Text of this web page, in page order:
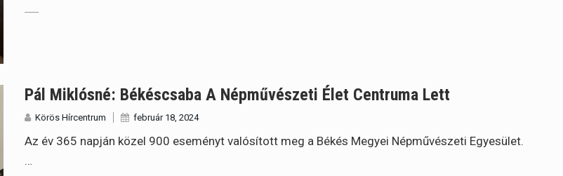
Pál Miklósné: Békéscsaba A Népművészeti Élet Centruma Lett
Körös Hírcentrum február 18, 2024
Az év 365 napján közel 900 eseményt valósított meg a Békés Megyei Népművészeti Egyesület.
…